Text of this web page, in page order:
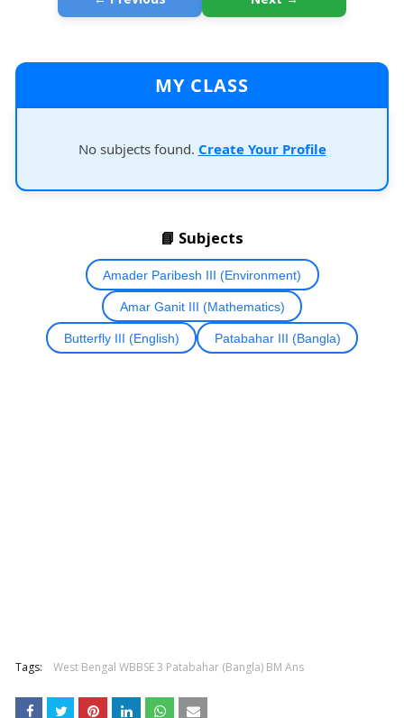
MY CLASS
No subjects found. Create Your Profile
📘 Subjects
Amader Paribesh III (Environment)
Amar Ganit III (Mathematics)
Butterfly III (English) Patabahar III (Bangla)
Tags: West Bengal WBBSE 3 Patabahar (Bangla) BM Ans